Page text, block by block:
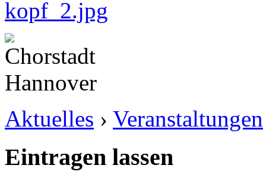
Aktuelles › Veranstaltungen
Eintragen lassen